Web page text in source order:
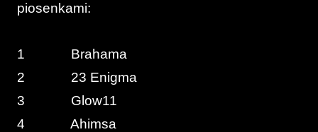
piosenkami:
1 Brahama
2 23 Enigma
3 Glow11
4 Ahimsa